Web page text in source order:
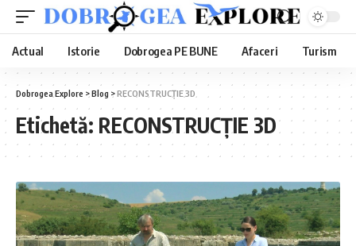
Actual Istorie Dobrogea PE BUNE Afaceri Turism
Dobrogea Explore >Blog >RECONSTRUCȚIE 3D
Etichetă: RECONSTRUCȚIE 3D